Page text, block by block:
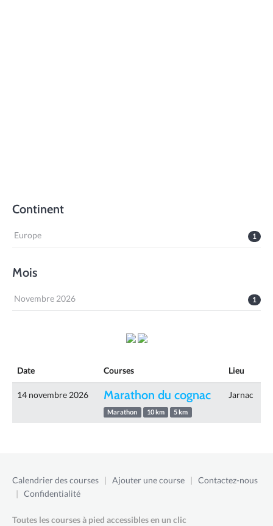
Continent
1
Europe
Mois
1
Novembre 2026
Date Courses Lieu
14 novembre 2026 Marathon du cognac
Marathon 10 km 5 km
Jarnac
Calendrier des courses | Ajouter une course | Contactez-nous
| Confidentialité
Toutes les courses à pied accessibles en un clic